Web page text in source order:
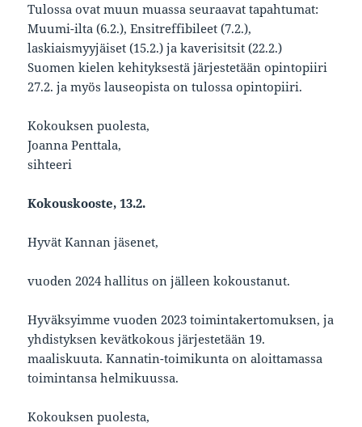
Tulossa ovat muun muassa seuraavat tapahtumat:
Muumi-ilta (6.2.), Ensitreffibileet (7.2.),
laskiaismyyjäiset (15.2.) ja kaverisitsit (22.2.)
Suomen kielen kehityksestä järjestetään opintopiiri
27.2. ja myös lauseopista on tulossa opintopiiri.
Kokouksen puolesta,
Joanna Penttala,
sihteeri
Kokouskooste, 13.2.
Hyvät Kannan jäsenet,
vuoden 2024 hallitus on jälleen kokoustanut.
Hyväksyimme vuoden 2023 toimintakertomuksen, ja
yhdistyksen kevätkokous järjestetään 19.
maaliskuuta. Kannatin-toimikunta on aloittamassa
toimintansa helmikuussa.
Kokouksen puolesta,